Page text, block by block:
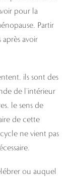
pour la
Partir
avoir
ils sont des
de l’intérieur
le sens de
de cette
ne vient pas
ou auquel